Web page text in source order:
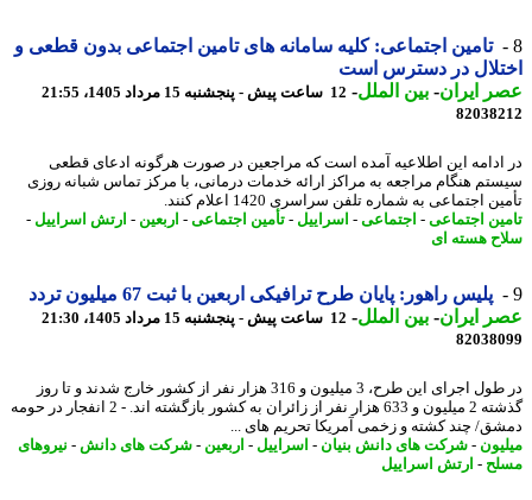
تامین اجتماعی: کلیه سامانه های تامین اجتماعی بدون قطعی و
در دسترس است
ایران- بین الملل-12 ساعت پیش - پنجشنبه 15 مرداد 1405، 21:55
این اطلاعیه آمده است که مراجعین در صورت هرگونه ادعای قطعی
هنگام مراجعه به مراکز ارائه خدمات درمانی، با مرکز تماس شبانه روزی
اجتماعی به شماره تلفن سراسری 1420 اعلام کنند.
اجتماعی-اجتماعی-اسراییل -تأمین اجتماعی-اربعین -ارتش اسراییل
هسته ای
پلیس راهور: پایان طرح ترافیکی اربعین با ثبت 67 میلیون تردد
ایران- بین الملل-12 ساعت پیش - پنجشنبه 15 مرداد 1405، 21:30
در طول اجرای این طرح، 3 میلیون و 316 هزار نفر از کشور خارج شدند و تا روز
گذشته 2 میلیون و 633 هزار نفر از زائران به کشور بازگشته اند. - 2 انفجار در حومه
چند کشته و زخمی آمریکا تحریم های ...
-شرکت های دانش بنیان-اسراییل -اربعین -شرکت های دانش -نیروهای
-ارتش اسراییل